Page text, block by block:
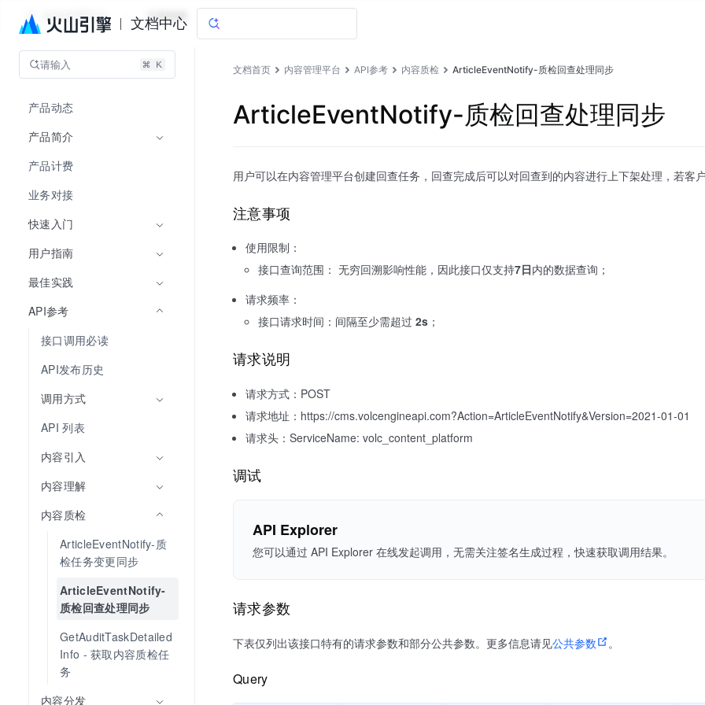
文档中心
内容管理平台 文档指南
请输入
产品动态
产品简介
产品计费
业务对接
快速入门
用户指南
最佳实践
API参考
接口调用必读
API发布历史
调用方式
API 列表
内容引入
内容理解
内容质检
ArticleEventNotify-质
检任务变更同步
ArticleEventNotify-
质检回查处理同步
GetAuditTaskDetailed
Info - 获取内容质检任
务
内容分发
文档首页 内容管理平台 API参考 内容质检 ArticleEventNotify-质检回查处理同步
ArticleEventNotify-质检回查处理同步
用户可以在内容管理平台创建回查任务，回查完成后可以对回查到的内容进行上下架处理，若客
注意事项
使用限制：
接口查询范围： 无穷回溯影响性能，因此接口仅支持7日内的数据查询；
请求频率：
接口请求时间：间隔至少需超过 2s ；
请求说明
请求方式：POST
请求地址：https://cms.volcengineapi.com?Action=ArticleEventNotify&Version=2021-01-01
请求头：ServiceName: volc_content_platform
调试
API Explorer
您可以通过 API Explorer 在线发起调用，无需关注签名生成过程，快速获取调用结果。
请求参数
下表仅列出该接口特有的请求参数和部分公共参数。更多信息请见公共参数 。
Query